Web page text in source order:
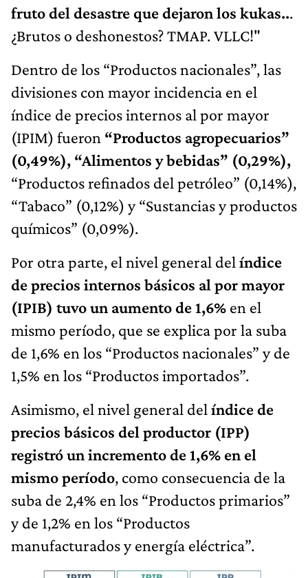
fruto del desastre que dejaron los kukas...
¿Brutos o deshonestos? TMAP. VLLC!"
Dentro de los “Productos nacionales”, las
divisiones con mayor incidencia en el
índice de precios internos al por mayor
(IPIM) fueron “Productos agropecuarios”
(0,49%), “Alimentos y bebidas” (0,29%),
“Productos refinados del petróleo” (0,14%),
“Tabaco” (0,12%) y “Sustancias y productos
químicos” (0,09%).
Por otra parte, el nivel general del índice
de precios internos básicos al por mayor
(IPIB) tuvo un aumento de 1,6% en el
mismo período, que se explica por la suba
de 1,6% en los “Productos nacionales” y de
1,5% en los “Productos importados”.
Asimismo, el nivel general del índice de
precios básicos del productor (IPP)
registró un incremento de 1,6% en el
mismo período, como consecuencia de la
suba de 2,4% en los “Productos primarios”
y de 1,2% en los “Productos
manufacturados y energía eléctrica”.